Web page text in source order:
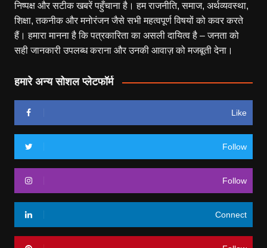
निष्पक्ष और सटीक खबरें पहुँचाना है। हम राजनीति, समाज, अर्थव्यवस्था,
शिक्षा, तकनीक और मनोरंजन जैसे सभी महत्वपूर्ण विषयों को कवर करते
हैं। हमारा मानना है कि पत्रकारिता का असली दायित्व है – जनता को
सही जानकारी उपलब्ध कराना और उनकी आवाज़ को मजबूती देना।
हमारे अन्य सोशल प्लेटफॉर्म
Like
Follow
Follow
Connect